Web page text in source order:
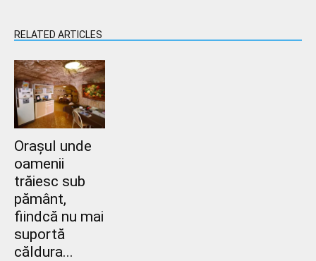
RELATED ARTICLES
Orașul unde
oamenii
trăiesc sub
pământ,
fiindcă nu mai
suportă
căldura...